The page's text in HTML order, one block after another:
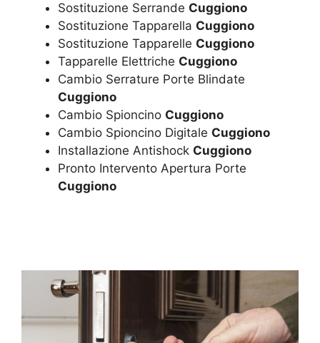
Sostituzione Serrande Cuggiono
Sostituzione Tapparella Cuggiono
Sostituzione Tapparelle Cuggiono
Tapparelle Elettriche Cuggiono
Cambio Serrature Porte Blindate
Cuggiono
Cambio Spioncino Cuggiono
Cambio Spioncino Digitale Cuggiono
Installazione Antishock Cuggiono
Pronto Intervento Apertura Porte
Cuggiono